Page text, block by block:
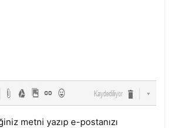
metni yazıp e-postanızı